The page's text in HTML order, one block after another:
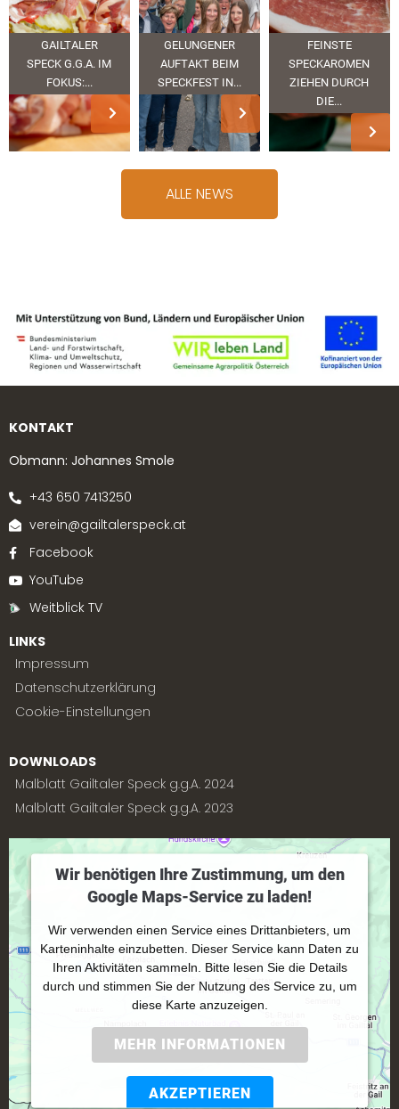
GAILTALER
SPECK G.G.A. IM
FOKUS:...
GELUNGENER
AUFTAKT BEIM
SPECKFEST IN...
FEINSTE
SPECKAROMEN
ZIEHEN DURCH
DIE...
ALLE NEWS
KONTAKT
Obmann: Johannes Smole
+43 650 7413250
verein@gailtalerspeck.at
Facebook
YouTube
Weitblick TV
LINKS
Impressum
Datenschutzerklärung
Cookie-Einstellungen
DOWNLOADS
Malblatt Gailtaler Speck g.g.A. 2024
Malblatt Gailtaler Speck g.g.A. 2023
Wir benötigen Ihre Zustimmung, um den
Google Maps-Service zu laden!
Wir verwenden einen Service eines Drittanbieters, um
Karteninhalte einzubetten. Dieser Service kann Daten zu
Ihren Aktivitäten sammeln. Bitte lesen Sie die Details
durch und stimmen Sie der Nutzung des Service zu, um
diese Karte anzuzeigen.
MEHR INFORMATIONEN
AKZEPTIEREN